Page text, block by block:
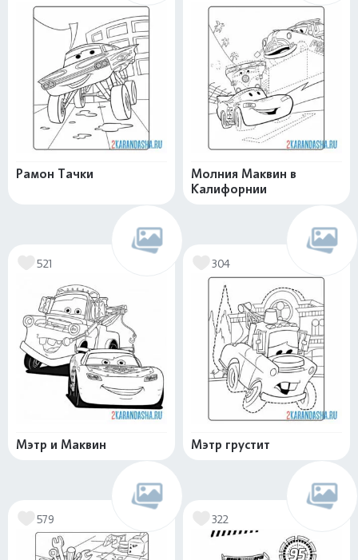
Рамон Тачки
Молния Маквин в
Калифорнии
521
Мэтр и Маквин
304
Мэтр грустит
579 322